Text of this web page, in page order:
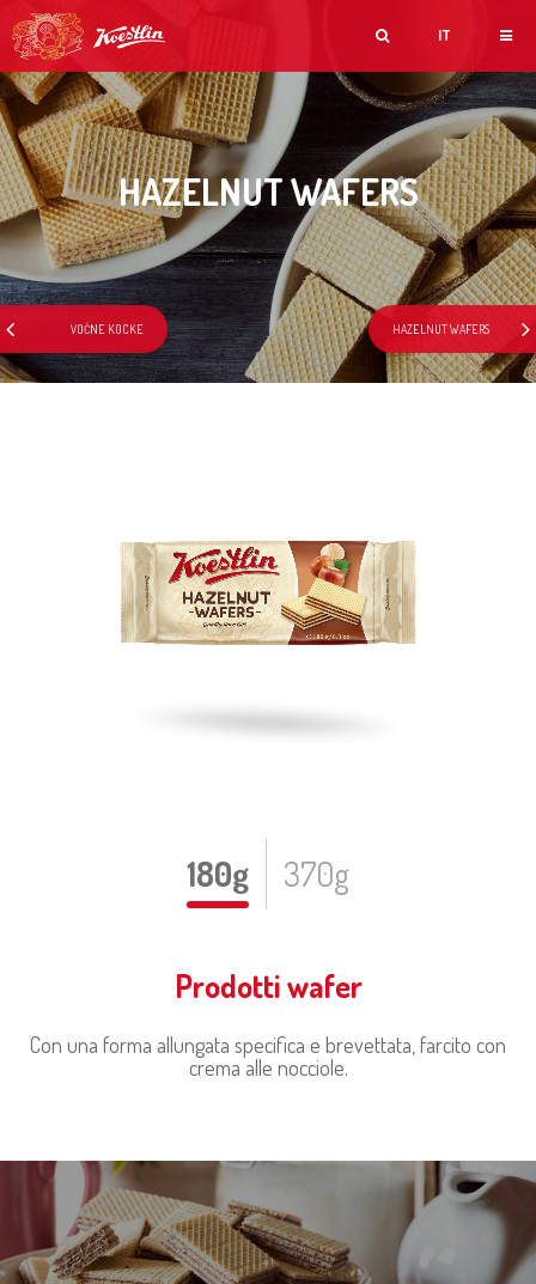
IT
HAZELNUT WAFERS
180g 370g
Prodotti wafer
Con una forma allungata specifica e brevettata, farcito con
crema alle nocciole.